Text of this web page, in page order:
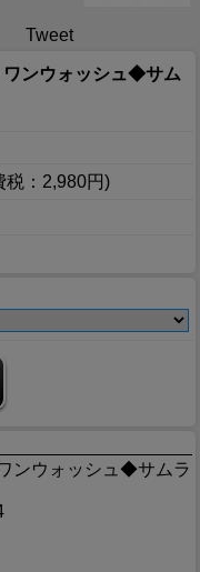
Tweet
ワンウォッシュ◆サム
税：2,980円)
ンウォッシュ◆サムラ